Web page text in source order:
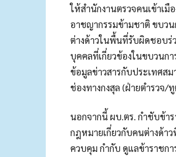
ให้สำนักงานตรวจคนเข้าเ
อาชญากรรมข้ามชาติ ขบว
ต่างด้าวในพื้นที่รับผิดชอบร่
บุคคลที่เกี่ยวข้องในขบวนก
ข้อมูลข่าวสารกับประเทศส
ช่องทางกงสุล (ฝ่ายตำรวจ/
นอกจากนี้ ผบ.ตร. กำชับข้า
กฎหมายเกี่ยวกับคนต่างด้า
ควบคุม กำกับ ดูแลข้าราชก